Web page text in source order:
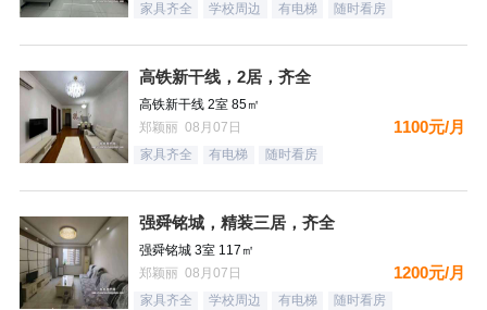
家具齐全 学校周边 有电梯 随时看房
高铁新干线，2居，齐全
高铁新干线 2室 85㎡
郑颖丽 08月07日
1100元/月
家具齐全 有电梯 随时看房
强舜铭城，精装三居，齐全
强舜铭城 3室 117㎡
郑颖丽 08月07日
1200元/月
家具齐全 学校周边 有电梯 随时看房